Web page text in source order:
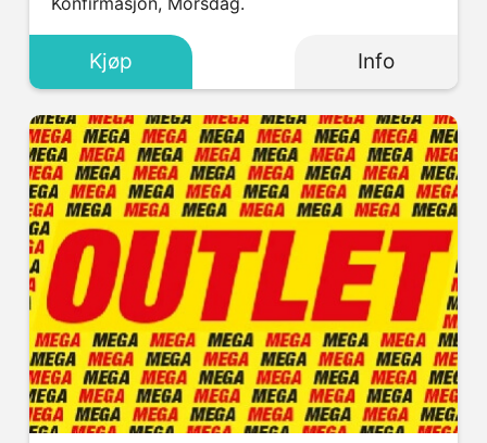
Info
Kjøp